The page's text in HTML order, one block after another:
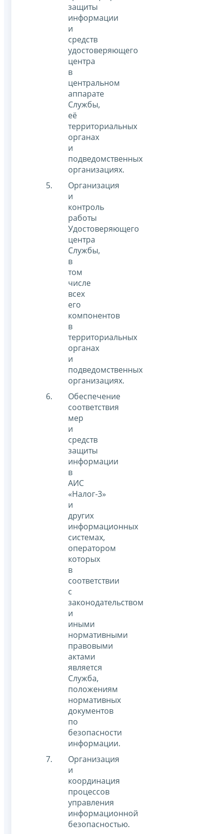
защиты
информации
и
средств
удостоверяющего
центра
в
центральном
аппарате
Службы,
её
территориальных
органах
и
подведомственных
организациях.
Организация
и
контроль
работы
Удостоверяющего
центра
Службы,
в
том
числе
всех
его
компонентов
в
территориальных
органах
и
подведомственных
организациях.
Обеспечение
соответствия
мер
и
средств
защиты
информации
в
АИС
«Налог-3»
и
других
информационных
системах,
оператором
которых
в
соответствии
с
законодательством
и
иными
нормативными
правовыми
актами
является
Служба,
положениям
нормативных
документов
по
безопасности
информации.
Организация
и
координация
процессов
управления
информационной
безопасностью.